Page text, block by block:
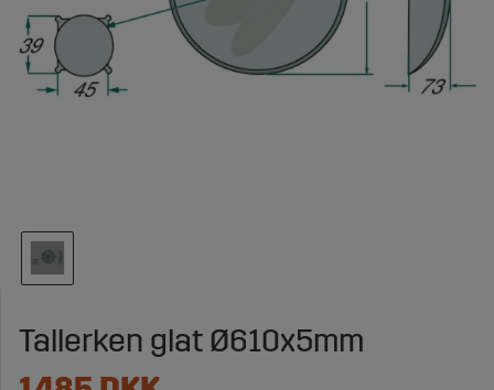
Tallerken glat Ø610x5mm